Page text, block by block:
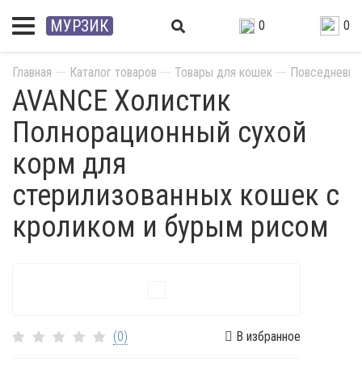
МУРЗИК 0 0
Главная Каталог товаров Товары для кошек
AVANCE Холистик
Полнорационный сухой
корм для
стерилизованных кошек с
кроликом и бурым рисом
(0) В избранное